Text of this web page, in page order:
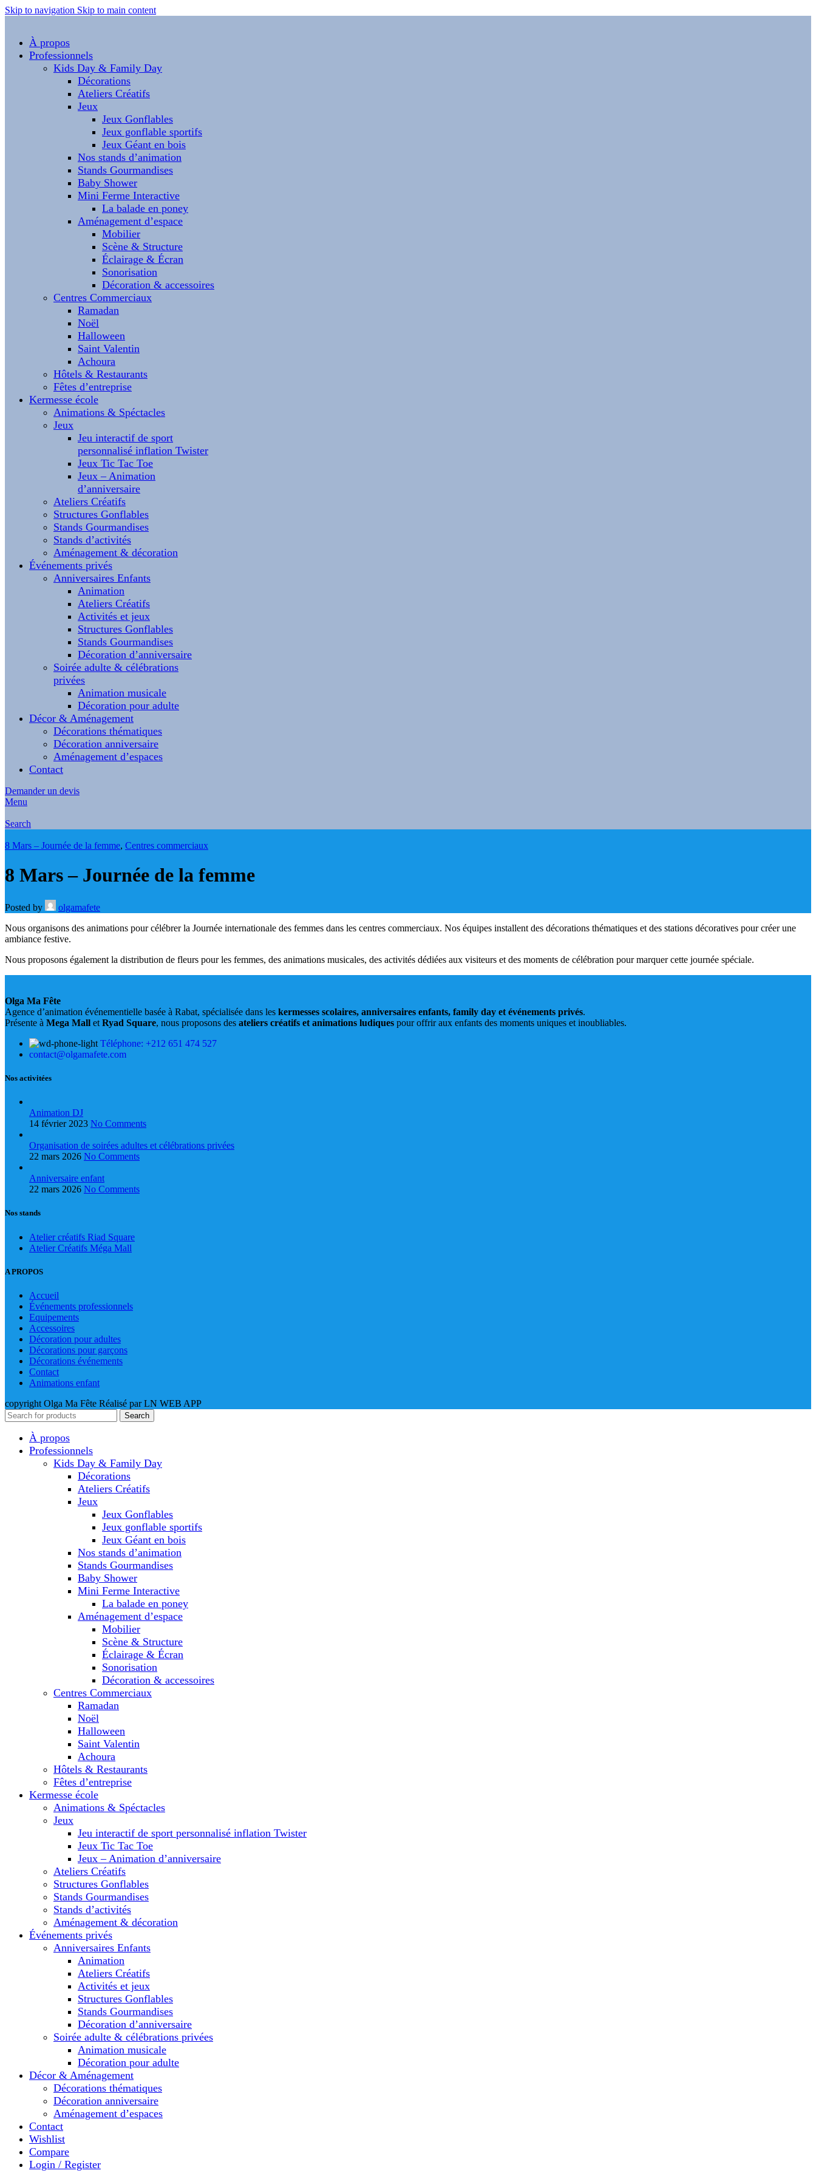
Skip to navigation Skip to main content
À propos
Professionnels
Kids Day & Family Day
Décorations
Ateliers Créatifs
Jeux
Jeux Gonflables
Jeux gonflable sportifs
Jeux Géant en bois
Nos stands d’animation
Stands Gourmandises
Baby Shower
Mini Ferme Interactive
La balade en poney
Aménagement d’espace
Mobilier
Scène & Structure
Éclairage & Écran
Sonorisation
Décoration & accessoires
Centres Commerciaux
Ramadan
Noël
Halloween
Saint Valentin
Achoura
Hôtels & Restaurants
Fêtes d’entreprise
Kermesse école
Animations & Spéctacles
Jeux
Jeu interactif de sport
personnalisé inflation Twister
Jeux Tic Tac Toe
Jeux – Animation
d’anniversaire
Ateliers Créatifs
Structures Gonflables
Stands Gourmandises
Stands d’activités
Aménagement & décoration
Événements privés
Anniversaires Enfants
Animation
Ateliers Créatifs
Activités et jeux
Structures Gonflables
Stands Gourmandises
Décoration d’anniversaire
Soirée adulte & célébrations
privées
Animation musicale
Décoration pour adulte
Décor & Aménagement
Décorations thématiques
Décoration anniversaire
Aménagement d’espaces
Contact
Demander un devis
Menu
Search
8 Mars – Journée de la femme, Centres commerciaux
8 Mars – Journée de la femme
Posted by
olgamafete
Nous organisons des animations pour célébrer la Journée internationale des femmes dans les centres commerciaux. Nos équipes installent des décorations thématiques et des stations décoratives pour créer une
ambiance festive.
Nous proposons également la distribution de fleurs pour les femmes, des animations musicales, des activités dédiées aux visiteurs et des moments de célébration pour marquer cette journée spéciale.
Olga Ma Fête
Agence d’animation événementielle basée à Rabat, spécialisée dans les kermesses scolaires, anniversaires enfants, family day et événements privés.
Présente à Mega Mall et Ryad Square, nous proposons des ateliers créatifs et animations ludiques pour offrir aux enfants des moments uniques et inoubliables.
Téléphone: +212 651 474 527
contact@olgamafete.com
Nos activitées
Animation DJ
14 février 2023 No Comments
Organisation de soirées adultes et célébrations privées
22 mars 2026 No Comments
Anniversaire enfant
22 mars 2026 No Comments
Nos stands
Atelier créatifs Riad Square
Atelier Créatifs Méga Mall
A PROPOS
Accueil
Événements professionnels
Equipements
Accessoires
Décoration pour adultes
Décorations pour garçons
Décorations événements
Contact
Animations enfant
copyright Olga Ma Fête Réalisé par LN WEB APP
Search
À propos
Professionnels
Kids Day & Family Day
Décorations
Ateliers Créatifs
Jeux
Jeux Gonflables
Jeux gonflable sportifs
Jeux Géant en bois
Nos stands d’animation
Stands Gourmandises
Baby Shower
Mini Ferme Interactive
La balade en poney
Aménagement d’espace
Mobilier
Scène & Structure
Éclairage & Écran
Sonorisation
Décoration & accessoires
Centres Commerciaux
Ramadan
Noël
Halloween
Saint Valentin
Achoura
Hôtels & Restaurants
Fêtes d’entreprise
Kermesse école
Animations & Spéctacles
Jeux
Jeu interactif de sport personnalisé inflation Twister
Jeux Tic Tac Toe
Jeux – Animation d’anniversaire
Ateliers Créatifs
Structures Gonflables
Stands Gourmandises
Stands d’activités
Aménagement & décoration
Événements privés
Anniversaires Enfants
Animation
Ateliers Créatifs
Activités et jeux
Structures Gonflables
Stands Gourmandises
Décoration d’anniversaire
Soirée adulte & célébrations privées
Animation musicale
Décoration pour adulte
Décor & Aménagement
Décorations thématiques
Décoration anniversaire
Aménagement d’espaces
Contact
Wishlist
Compare
Login / Register